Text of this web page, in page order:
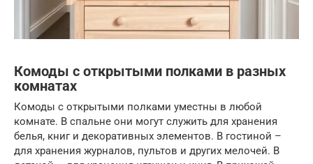
Комоды с открытыми полками в разных
комнатах
Комоды с открытыми полками уместны в любой
комнате. В спальне они могут служить для хранения
белья, книг и декоративных элементов. В гостиной –
для хранения журналов, пультов и других мелочей. В